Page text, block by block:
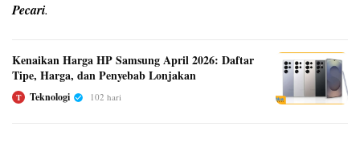
Pecari.
Kenaikan Harga HP Samsung April 2026: Daftar
Tipe, Harga, dan Penyebab Lonjakan
T Teknologi 102 hari